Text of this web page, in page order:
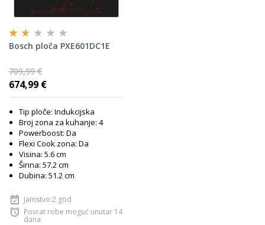
Bosch ploča PXE601DC1E
709,99 €
674,99 €
Tip ploče: Indukcijska
Broj zona za kuhanje: 4
Powerboost: Da
Flexi Cook zona: Da
Visina: 5.6 cm
Širina: 57.2 cm
Dubina: 51.2 cm
Jamstvo:2 god
Povrat robe moguć unutar 14
dana